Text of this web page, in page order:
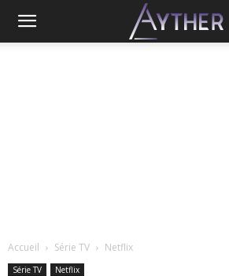
Accueil Série TV Netflix
Série TV Netflix